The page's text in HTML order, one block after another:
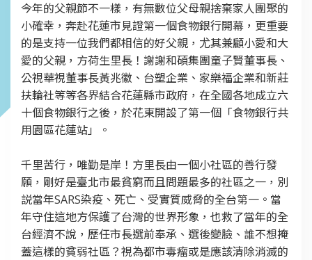
今年的父親節不一樣，有無數位父母親捨棄家人團聚的
小確幸，奔赴花蓮市見證第一個食物銀行開幕，更重要
的是支持一位我們都相信的好父親，尤其兼顧小愛和大
愛的父親，方荷生里長！謝謝和碩集團童子賢董事長、
公視華視董事長黃兆徽、台塑企業、家樂福企業和新莊
扶輪社等等各界結合花蓮縣市政府，在全國各地成立六
十個食物銀行之後，於花東開設了第一個「食物銀行共
用園區花蓮站」。
千里苦行，唯勤是岸！方里長由一個小社區的善行發
願，剛好是臺北市最貧窮而且問題最多的社區之一，別
説當年SARS染疫、死亡、受實質威脅的全台第一。當
年守住這地方保護了台灣的世界形象，也救了當年的全
台經濟不說，歷任市長選前奉承、選後變臉、誰不想掩
蓋這樣的貧弱社區？視為都市毒瘤或是應該清除消滅的